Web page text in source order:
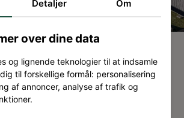
med Stigsborgs
Detaljer Om
over dine data
og lignende teknologier til at indsamle
til forskellige formål: personalisering
af annoncer, analyse af trafik og